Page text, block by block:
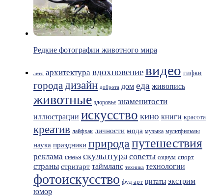
Редкие фотографии животного мира
авто архитектура вдохновениевидео гифки
города дизайн доброта дом еда живопись
животные здоровье знаменитости
иллюстрации искусство кино книги красота
креатив лайфхак личности мода музыка мультфильмы
наука праздники природа путешествия
реклама семья скульптура советы социум спорт
страны стритарт таймлапс техника технологии
фотоискусство фуд арт цитаты экстрим
юмор